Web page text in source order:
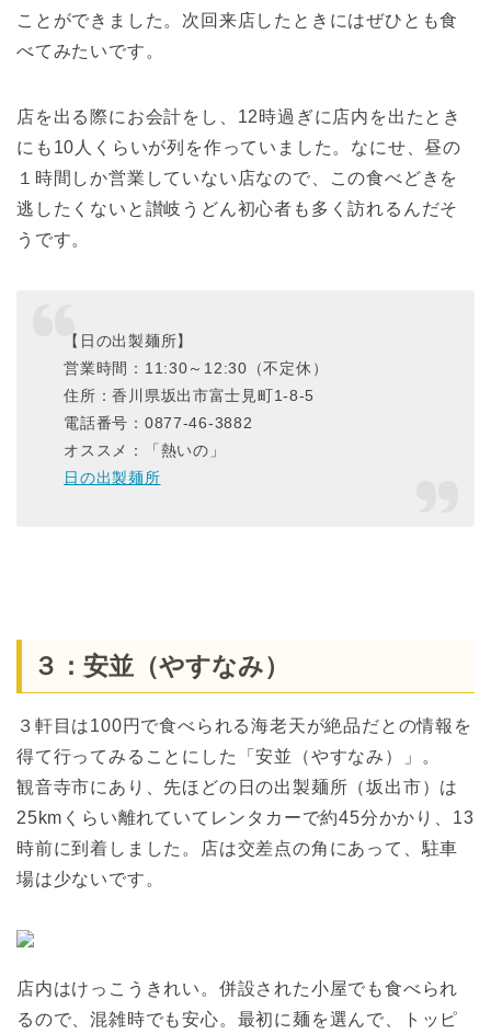
ことができました。次回来店したときにはぜひとも食
べてみたいです。
店を出る際にお会計をし、12時過ぎに店内を出たとき
にも10人くらいが列を作っていました。なにせ、昼の
１時間しか営業していない店なので、この食べどきを
逃したくないと讃岐うどん初心者も多く訪れるんだそ
うです。
【日の出製麺所】
営業時間：11:30～12:30（不定休）
住所：香川県坂出市富士見町1-8-5
電話番号：0877-46-3882
オススメ：「熱いの」
日の出製麺所
３：安並（やすなみ）
３軒目は100円で食べられる海老天が絶品だとの情報を
得て行ってみることにした「安並（やすなみ）」。
観音寺市にあり、先ほどの日の出製麺所（坂出市）は
25kmくらい離れていてレンタカーで約45分かかり、13
時前に到着しました。店は交差点の角にあって、駐車
場は少ないです。
店内はけっこうきれい。併設された小屋でも食べられ
るので、混雑時でも安心。最初に麺を選んで、トッピ